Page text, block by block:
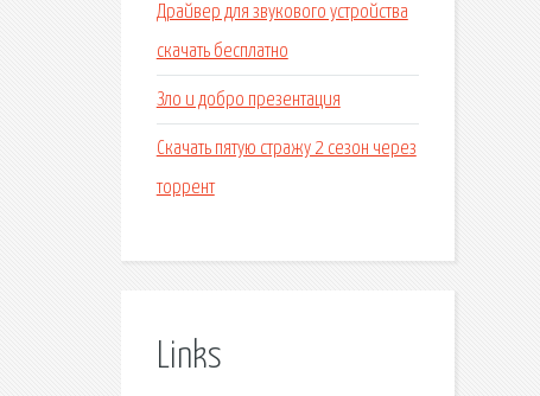
Драйвер для звукового устройства
скачать бесплатно
Зло и добро презентация
Скачать пятую стражу 2 сезон через
торрент
Links